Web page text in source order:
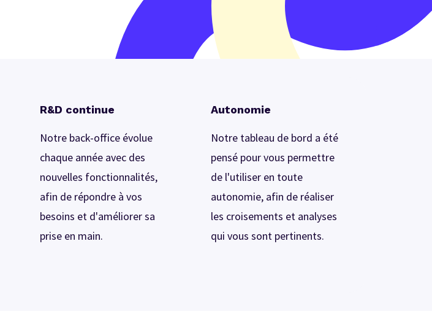
R&D continue
Notre back-office évolue
chaque année avec des
nouvelles fonctionnalités,
afin de répondre à vos
besoins et d'améliorer sa
prise en main.
Autonomie
Notre tableau de bord a été
pensé pour vous permettre
de l'utiliser en toute
autonomie, afin de réaliser
les croisements et analyses
qui vous sont pertinents.